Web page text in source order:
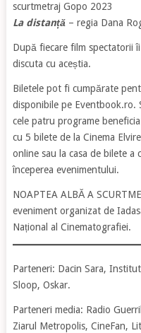
scurtmetraj Gopo 2023
La distanță– regia Dana
După fiecare film spectatorii
discuta cu aceștia.
Biletele pot fi cumpărate
disponibile pe Eventbook.ro.
cele patru programe
cu 5 bilete de la Cinema
online sau la casa de bilete
începerea evenimentului.
NOAPTEA ALBĂ A
eveniment organizat de
Național al Cinematografiei.
Parteneri: Dacin Sara,
Sloop, Oskar.
Parteneri media: Radio
Ziarul Metropolis, CineFan,